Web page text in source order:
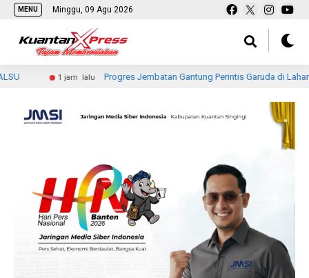
MENU Minggu, 09 Agu 2026
1 jam lalu Progres Jembatan Gantung Perintis Garuda di Lahang Tengah